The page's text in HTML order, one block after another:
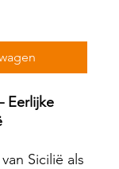
Eerlijke
Sicilië als